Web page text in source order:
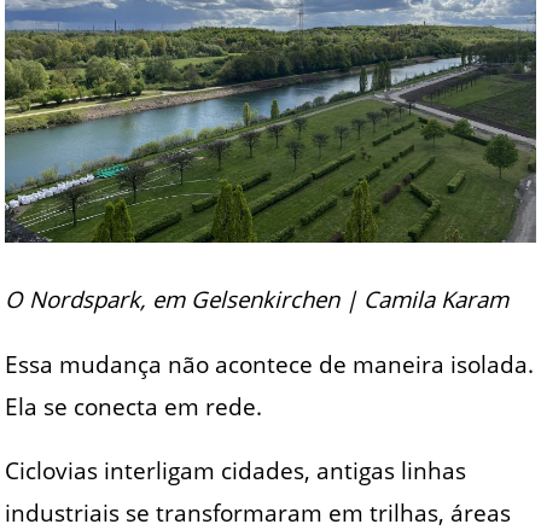
O Nordspark, em Gelsenkirchen | Camila Karam
Essa mudança não acontece de maneira isolada.
Ela se conecta em rede.
Ciclovias interligam cidades, antigas linhas
industriais se transformaram em trilhas, áreas